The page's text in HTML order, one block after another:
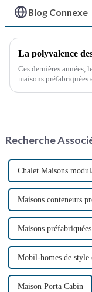
Blog Connexe
Ces dernières années,
maisons préfabriquées
réutilisés, ces maisons
Recherche
Chalet Maisons
Maisons conteneurs
Maisons
Mobil-homes de style
Maison Porta Cabin